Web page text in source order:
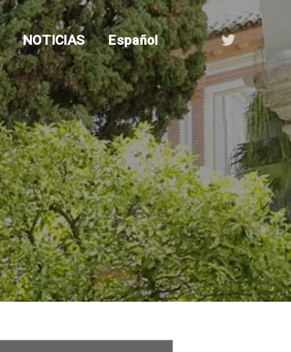
NOTICIAS Español